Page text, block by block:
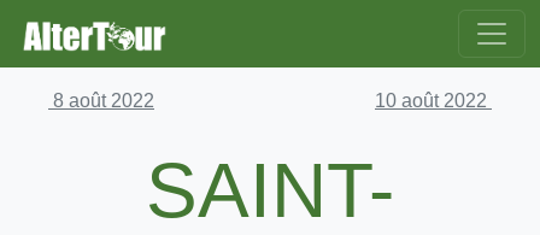
8 août 2022 10 août 2022
SAINT-